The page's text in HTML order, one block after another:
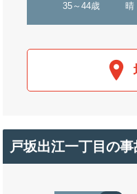
35～44歳 晴
戸坂出江一丁目の